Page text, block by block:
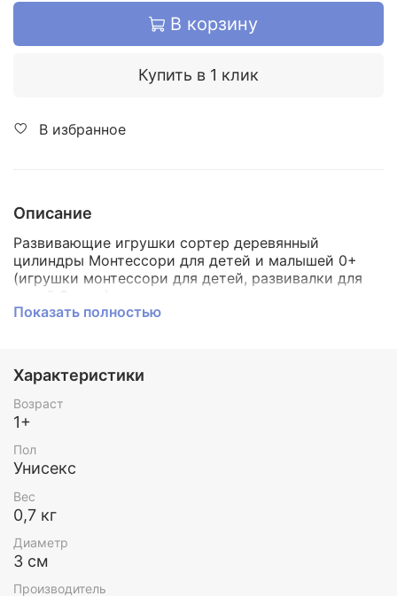
В корзину
Купить в 1 клик
В избранное
Описание
Развивающие игрушки сортер деревянный
цилиндры Монтессори для детей и малышей 0+
(игрушки монтессори для детей, развивалки для
детей 3 года).
упаковка).
Игра для сортировки и узучения понятия больше-
меньше.
Идеально дополняет другие цилиндры новой
коллекции Гриммс, а так же другие строительные
наборы.
Состоит из 12 деталей и доски для сортировки.
Высота: 3, 6, 9 см,
Показать полностью
Характеристики
Возраст
1+
Пол
Унисекс
Вес
0,7 кг
Диаметр
3 см
Производитель